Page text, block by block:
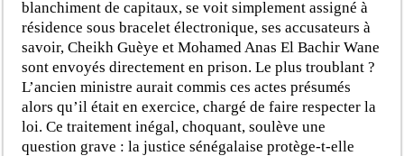
blanchiment de capitaux, se voit simplement assigné à
résidence sous bracelet électronique, ses accusateurs à
savoir, Cheikh Guèye et Mohamed Anas El Bachir Wane
sont envoyés directement en prison. Le plus troublant ?
L’ancien ministre aurait commis ces actes présumés
alors qu’il était en exercice, chargé de faire respecter la
loi. Ce traitement inégal, choquant, soulève une
question grave : la justice sénégalaise protège-t-elle